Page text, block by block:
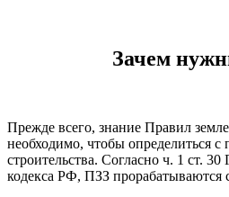
Зачем
Прежде всего, знание Правил
необходимо, чтобы определиться с
строительства. Согласно ч. 1 ст. 30
кодекса РФ, ПЗЗ прорабатываются